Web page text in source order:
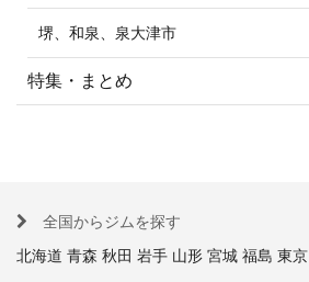
堺、和泉、泉大津市
特集・まとめ
全国からジムを探す
北海道 青森 秋田 岩手 山形 宮城 福島 東京